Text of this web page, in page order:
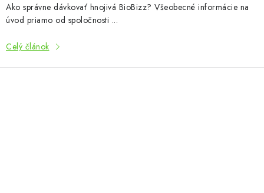
Ako správne dávkovať hnojivá BioBizz? Všeobecné informácie na
úvod priamo od spoločnosti ...
Celý článok